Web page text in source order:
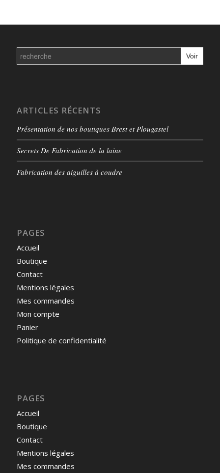
Search
for:
ARTICLES RÉCENTS
Présentation de nos boutiques Brest et Plougastel
Secrets De Fabrication de la laine
Fabrication des aiguilles à coudre
PAGES
Accueil
Boutique
Contact
Mentions légales
Mes commandes
Mon compte
Panier
Politique de confidentialité
PAGES
Accueil
Boutique
Contact
Mentions légales
Mes commandes